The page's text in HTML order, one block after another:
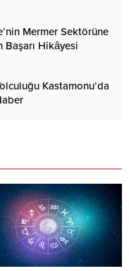
Mermer Sektörüne
Başarı Hikâyesi
Kastamonu’da